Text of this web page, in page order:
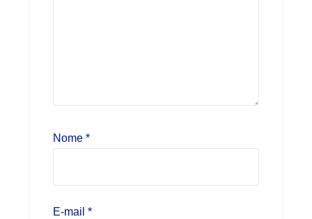
Nome *
E-mail *